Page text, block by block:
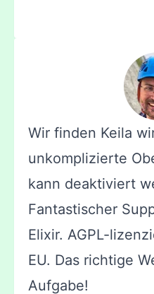
Wir finden Keila
unkomplizierte
kann deaktiviert
Fantastischer
Elixir. AGPL-
EU. Das richtige
Aufgabe!